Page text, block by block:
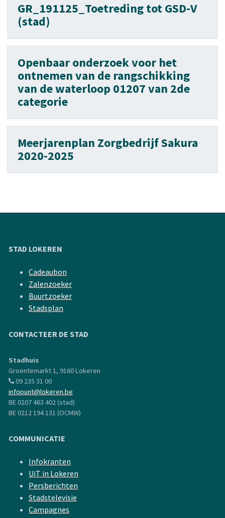
GR_191125_Toetreding tot GSD-V
(stad)
Openbaar onderzoek voor het
ontnemen van de rangschikking
van de waterloop 01207 van 2de
categorie
Meerjarenplan Zorgbedrijf Sakura
2020-2025
STAD LOKEREN
Cadeaubon
Zalenzoeker
Buurtzoeker
Stadsplan
CONTACTEER DE STAD
Stadhuis
Groentemarkt 1, 9160 Lokeren
09 235 31 00
infopunt@lokeren.be
BE 0207 463 402 (stad)
BE 0212 194 131 (OCMW)
COMMUNICATIE
Infokranten
UiT in Lokeren
Persberichten
Stadstelevisie
Campagnes